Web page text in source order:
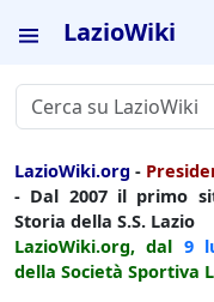
LazioWiki
LazioWiki.org -
- Dal 2007 il primo
Storia della S.S. Lazio
LazioWiki.org, dal 9
della Società Sportiva